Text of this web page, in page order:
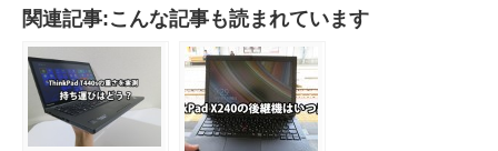
関連記事:こんな記事も読まれています